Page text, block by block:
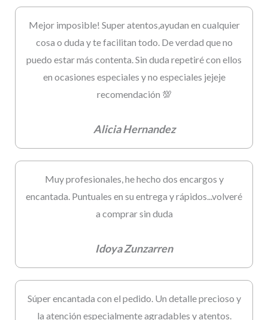
Mejor imposible! Super atentos,ayudan en cualquier
cosa o duda y te facilitan todo. De verdad que no
puedo estar más contenta. Sin duda repetiré con ellos
en ocasiones especiales y no especiales jejeje
recomendación 💯
Alicia Hernandez
Muy profesionales, he hecho dos encargos y
encantada. Puntuales en su entrega y rápidos...volveré
a comprar sin duda
Idoya Zunzarren
Súper encantada con el pedido. Un detalle precioso y
la atención especialmente agradables y atentos.